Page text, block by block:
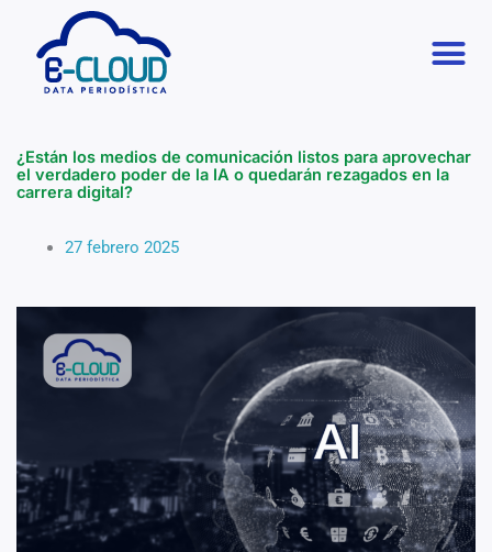
contenido
¿Están los medios de comunicación listos para aprovechar
el verdadero poder de la IA o quedarán rezagados en la
carrera digital?
27 febrero 2025